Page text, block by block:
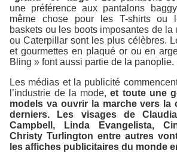
une préférence aux pantalons
même chose pour les T-shirts ou
baskets ou les boots imposantes de la
ou Caterpillar sont les plus célèbres.
et gourmettes en plaqué or ou en
Bling » font aussi partie de la panoplie.
Les médias et la publicité
l’industrie de la mode,et toute une
models va ouvrir la marche vers la
derniers. Les visages de
Campbell, Linda Evangelista,
Christy Turlington entre autres
les affiches publicitaires du monde